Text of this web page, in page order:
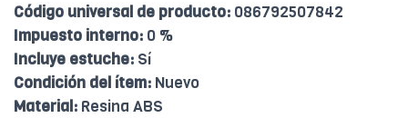
Código universal de producto: 086792507842
Impuesto interno: 0 %
Incluye estuche: Sí
Condición del ítem: Nuevo
Material: Resina ABS